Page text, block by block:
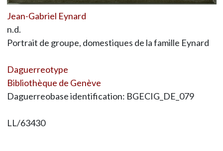
Jean-Gabriel Eynard
n.d.
Portrait de groupe, domestiques de la famille Eynard
Daguerreotype
Bibliothèque de Genève
Daguerreobase identification: BGECIG_DE_079
LL/63430